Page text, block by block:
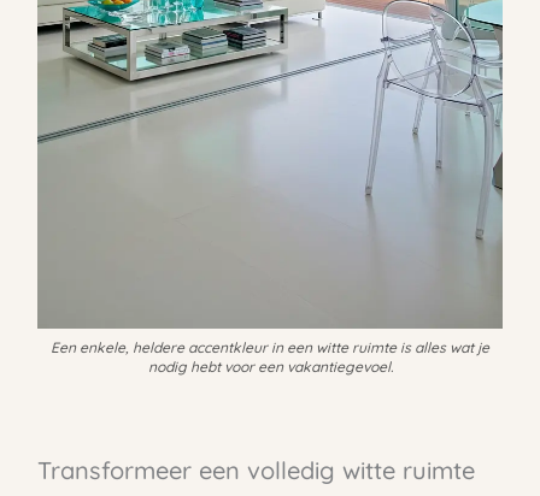
Een enkele, heldere accentkleur in een witte ruimte is alles wat je
nodig hebt voor een vakantiegevoel.
Transformeer een volledig witte ruimte